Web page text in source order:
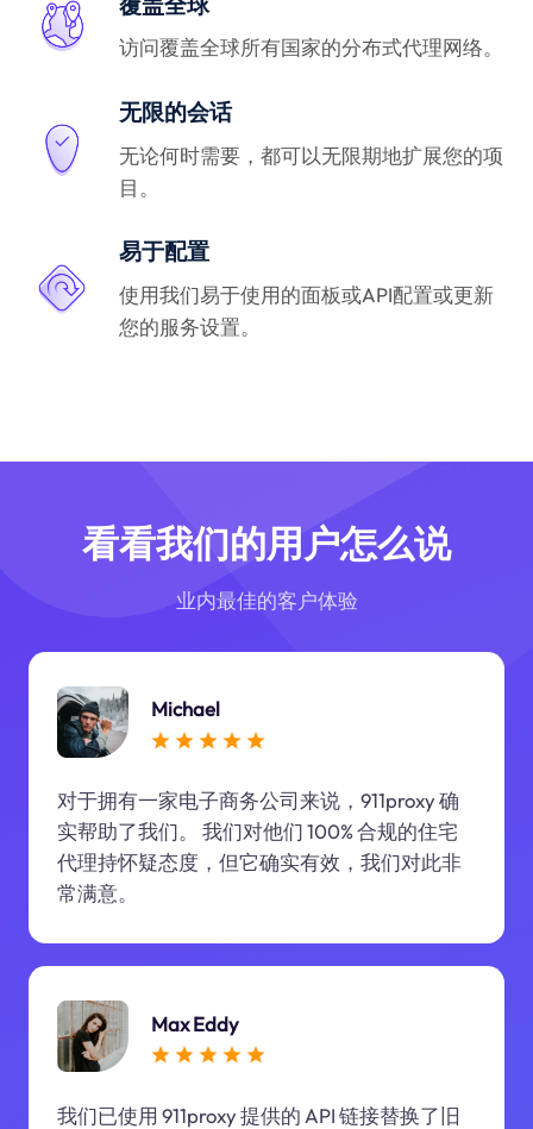
访问覆盖全球所有国家的分布式代理网络。
无限的会话
无论何时需要，都可以无限期地扩展您的项
目。
易于配置
使用我们易于使用的面板或API配置或更新
您的服务设置。
看看我们的用户怎么说
业内最佳的客户体验
Michael
对于拥有一家电子商务公司来说，911proxy 确
实帮助了我们。 我们对他们 100% 合规的住宅
代理持怀疑态度，但它确实有效，我们对此非
常满意。
Max Eddy
我们已使用 911proxy 提供的 API 链接替换了旧